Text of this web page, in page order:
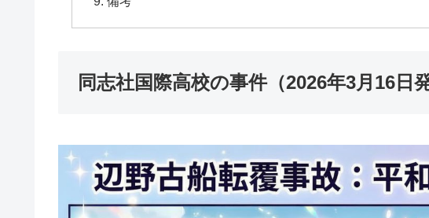
同志社国際高校の事件（2026年3月16日